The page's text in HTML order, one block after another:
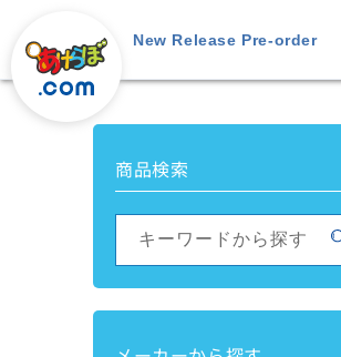
New Release Pre-order
商品検索
キーワードから探す